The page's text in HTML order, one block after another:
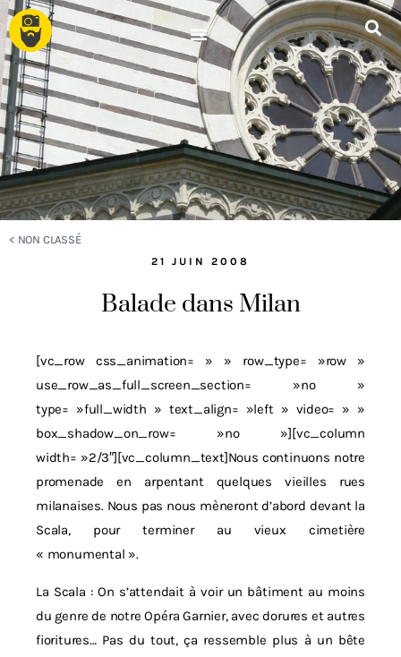
< NON CLASSÉ
21 JUIN 2008
Balade dans Milan
[vc_row css_animation= » » row_type= »row »
use_row_as_full_screen_section= »no »
type= »full_width » text_align= »left » video= » »
box_shadow_on_row= »no »][vc_column
width= »2/3″][vc_column_text]Nous continuons notre
promenade en arpentant quelques vieilles rues
milanaises. Nous pas nous mèneront d’abord devant la
Scala, pour terminer au vieux cimetière
« monumental ».
La Scala : On s’attendait à voir un bâtiment au moins
du genre de notre Opéra Garnier, avec dorures et autres
fioritures… Pas du tout, ça ressemble plus à un bête